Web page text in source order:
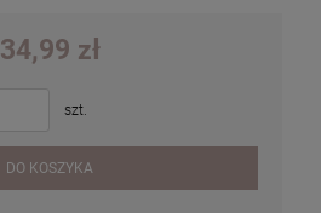
34,99 zł
szt.
DO KOSZYKA